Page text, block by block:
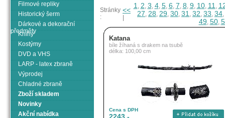
Stránky
:
<<
1, 2, 3, 4, 5, 6, 7, 8, 9, 10, 11,
27, 28, 29, 30, 31 , 32, 33, 34,
49, 50,
Katana
bíle žíhaná s drakem na tsubě
délka: 100,00 cm
Cena s DPH
Filmové repliky
Historický šerm
Dárkové a dekorační
předměty
Knihy
Kostýmy
DVD a VHS
LARP - latex zbraně
Výprodej
Chladné zbraně
Zboží skladem
Novinky
Akční nabídka